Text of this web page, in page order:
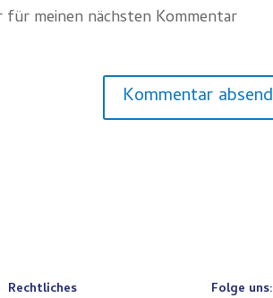
für meinen nächsten Kommentar
Rechtliches Folge uns: